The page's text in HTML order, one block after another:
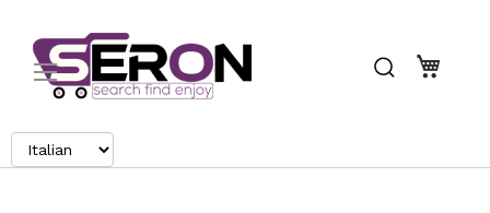
Search